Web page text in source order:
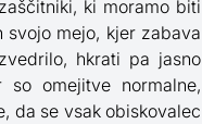
ki moramo biti
mejo, kjer zabava
hkrati pa jasno
omejitve normalne,
da se vsak obiskovalec